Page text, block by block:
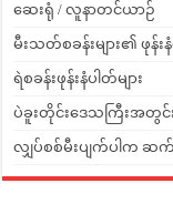
ဆေးရုံ / လူနာတင်ယာဉ်
မီးသတ်စခန်းများ၏ ဖုန်းနံ
ရဲစခန်းဖုန်းနံပါတ်များ
ပဲခူးတိုင်းဒေသကြီးအတွင်း
လျှပ်စစ်မီးပျက်ပါက ဆ